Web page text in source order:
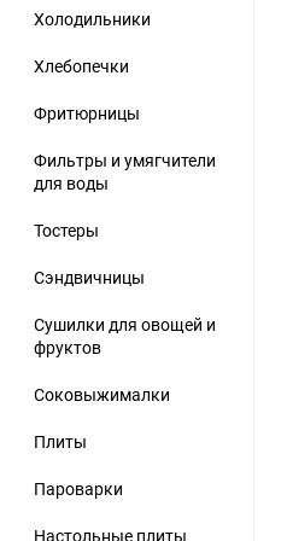
Холодильники
Хлебопечки
Фритюрницы
Фильтры и умягчители
для воды
Тостеры
Сэндвичницы
Сушилки для овощей и
фруктов
Соковыжималки
Плиты
Пароварки
Настольные плиты